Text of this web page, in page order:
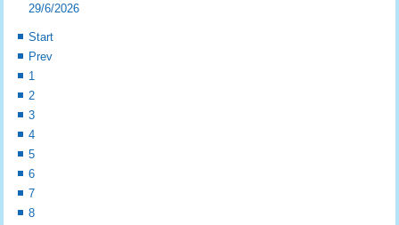
29/6/2026
Start
Prev
1
2
3
4
5
6
7
8